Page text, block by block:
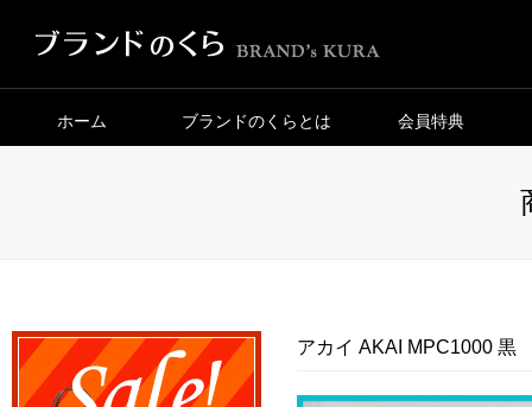
ホーム ブランドのくらとは 会員特典
アカイ AKAI MPC1000